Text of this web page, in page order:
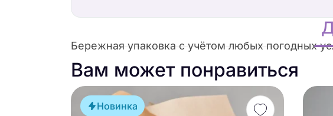
Бережная упаковка с учётом любых погодных
Вам может понравиться
Новинка